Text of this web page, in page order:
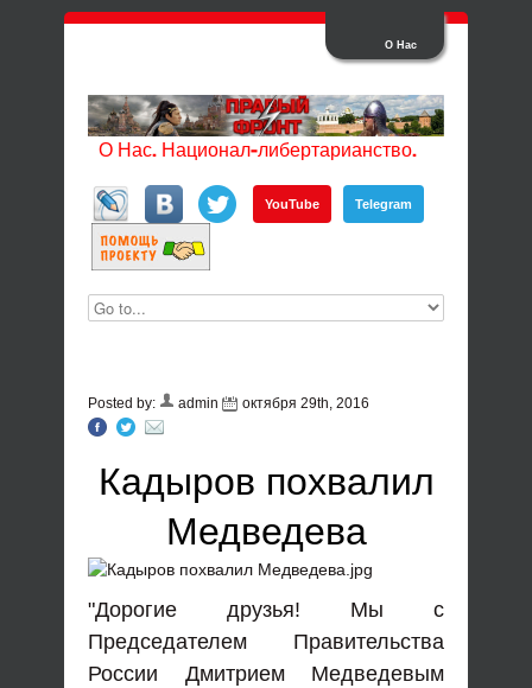
О Нас
О Нас. Национал-либертарианство.
YouTube Telegram
Posted by: admin октября 29th, 2016
Кадыров похвалил
Медведева
"Дорогие друзья! Мы с
Председателем Правительства
России Дмитрием Медведевым